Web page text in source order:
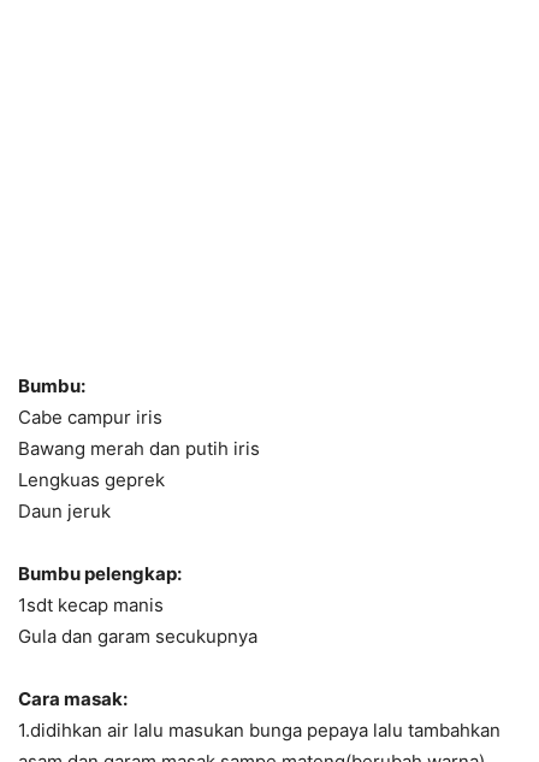
Bumbu:
Cabe campur iris
Bawang merah dan putih iris
Lengkuas geprek
Daun jeruk
Bumbu pelengkap:
1sdt kecap manis
Gula dan garam secukupnya
Cara masak:
1.didihkan air lalu masukan bunga pepaya lalu tambahkan